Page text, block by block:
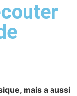
mais a aussi